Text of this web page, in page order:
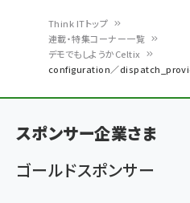
く
ず
Think ITトップ
連載・特集コーナー一覧
デモでもしようかCeltix
configuration／
スポンサー企業さま
ゴールドスポンサー